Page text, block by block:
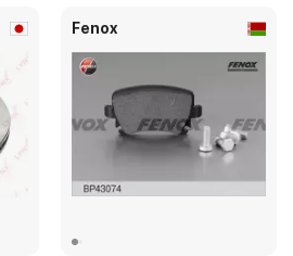
Fenox